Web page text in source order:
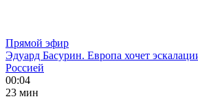
Прямой эфир
Эдуард Басурин. Европа хочет
Россией
00:04
23 мин